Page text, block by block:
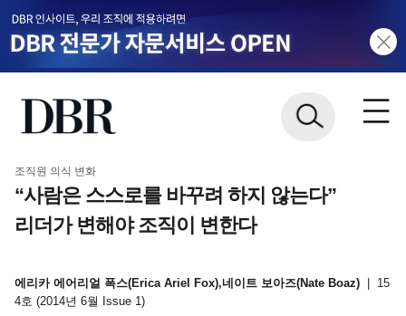
조직원 의식 변화
“사람은 스스로를 바꾸려 하지 않는다”
리더가 변해야 조직이 변한다
에리카 에어리얼 폭스(Erica Ariel Fox),네이트 보아즈(Nate Boaz)
15
4호 (2014년 6월 Issue 1)